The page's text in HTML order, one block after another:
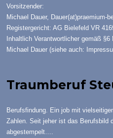
Vorsitzender:
Michael Dauer, Dauer(at)praemium-
Registergericht: AG Bielefeld VR
Inhaltlich Verantwortlicher gemäß §6
Michael Dauer (siehe auch:
Traumberuf
Berufsfindung. Ein job mit
Zahlen. Seit jeher ist das Berufsbild
abgestempelt….